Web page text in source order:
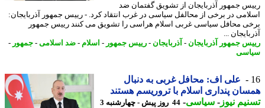
جمهور آذربایجان از تشویق گفتمان ضد
در برخی از محالفل سیاسی در غرب انتقاد کرد. - رییس جمهور آذربایجان:
محافل سیاسی غربی اسلام هراسی را تشویق می کنند رییس جمهور
...
جمهور آذربایجان-آذربایجان-رییس جمهور-اسلام-ضد اسلامی-جمهور-
علی اف: محافل غربی به دنبال
پنداری اسلام با تروریسم هستند
نیوز-سیاسی-
44 روز پیش - چهارشنبه 3